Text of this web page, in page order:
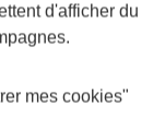
d'afficher du
mes cookies"